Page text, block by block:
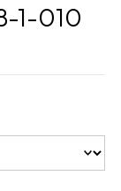
1-010